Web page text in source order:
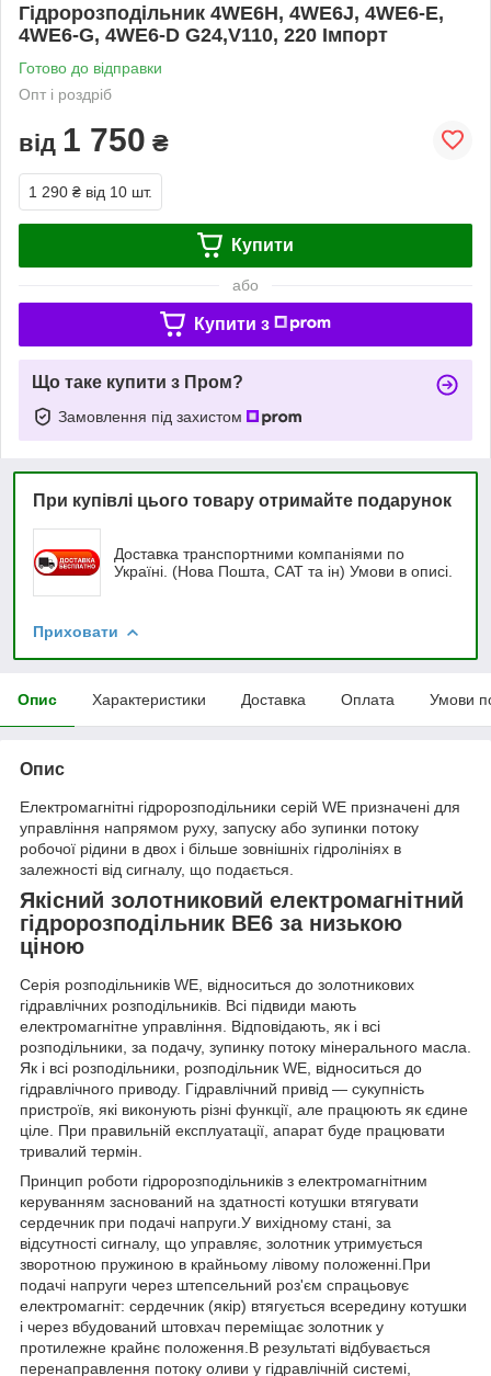
Гідророзподільник 4WE6H, 4WE6J, 4WE6-E,
4WE6-G, 4WE6-D G24,V110, 220 Імпорт
Готово до відправки
Опт і роздріб
від 1 750 ₴
1 290 ₴ від 10 шт.
Купити
або
Купити з
Що таке купити з Пром?
Замовлення під захистом
При купівлі цього товару отримайте подарунок
Доставка транспортними компаніями по
Україні. (Нова Пошта, САТ та ін) Умови в описі.
Приховати
Опис Характеристики Доставка Оплата Умови
Опис
Електромагнітні гідророзподільники серій WE призначені для
управління напрямом руху, запуску або зупинки потоку
робочої рідини в двох і більше зовнішніх гідролініях в
залежності від сигналу, що подається.
Якісний золотниковий електромагнітний
гідророзподільник ВЕ6 за низькою
ціною
Серія розподільників WE, відноситься до золотникових
гідравлічних розподільників. Всі підвиди мають
електромагнітне управління. Відповідають, як і всі
розподільники, за подачу, зупинку потоку мінерального масла.
Як і всі розподільники, розподільник WE, відноситься до
гідравлічного приводу. Гідравлічний привід — сукупність
пристроїв, які виконують різні функції, але працюють як єдине
ціле. При правильній експлуатації, апарат буде працювати
тривалий термін.
Принцип роботи гідророзподільників з електромагнітним
керуванням заснований на здатності котушки втягувати
сердечник при подачі напруги.У вихідному стані, за
відсутності сигналу, що управляє, золотник утримується
зворотною пружиною в крайньому лівому положенні.При
подачі напруги через штепсельний роз'єм спрацьовує
електромагніт: сердечник (якір) втягується всередину котушки
і через вбудований штовхач переміщає золотник у
протилежне крайнє положення.В результаті відбувається
перенаправлення потоку оливи у гідравлічній системі,